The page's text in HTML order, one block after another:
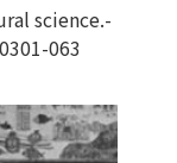
science.-
063